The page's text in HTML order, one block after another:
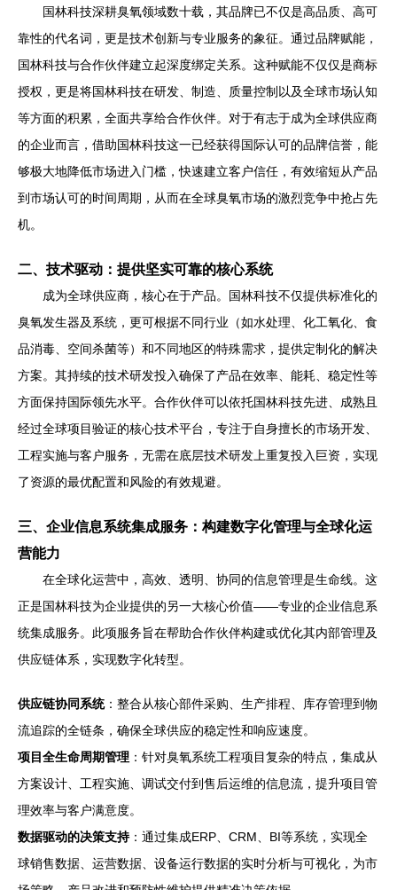
国林科技深耕臭氧领域数十载，其品牌已不仅是高品质、高可
靠性的代名词，更是技术创新与专业服务的象征。通过品牌赋能，
国林科技与合作伙伴建立起深度绑定关系。这种赋能不仅仅是商标
授权，更是将国林科技在研发、制造、质量控制以及全球市场认知
等方面的积累，全面共享给合作伙伴。对于有志于成为全球供应商
的企业而言，借助国林科技这一已经获得国际认可的品牌信誉，能
够极大地降低市场进入门槛，快速建立客户信任，有效缩短从产品
到市场认可的时间周期，从而在全球臭氧市场的激烈竞争中抢占先
机。
二、技术驱动：提供坚实可靠的核心系统
成为全球供应商，核心在于产品。国林科技不仅提供标准化的
臭氧发生器及系统，更可根据不同行业（如水处理、化工氧化、食
品消毒、空间杀菌等）和不同地区的特殊需求，提供定制化的解决
方案。其持续的技术研发投入确保了产品在效率、能耗、稳定性等
方面保持国际领先水平。合作伙伴可以依托国林科技先进、成熟且
经过全球项目验证的核心技术平台，专注于自身擅长的市场开发、
工程实施与客户服务，无需在底层技术研发上重复投入巨资，实现
了资源的最优配置和风险的有效规避。
三、企业信息系统集成服务：构建数字化管理与全球化运
营能力
在全球化运营中，高效、透明、协同的信息管理是生命线。这
正是国林科技为企业提供的另一大核心价值——专业的企业信息系
统集成服务。此项服务旨在帮助合作伙伴构建或优化其内部管理及
供应链体系，实现数字化转型。
供应链协同系统：整合从核心部件采购、生产排程、库存管理到物
流追踪的全链条，确保全球供应的稳定性和响应速度。
项目全生命周期管理 ：针对臭氧系统工程项目复杂的特点，集成从
方案设计、工程实施、调试交付到售后运维的信息流，提升项目管
理效率与客户满意度。
数据驱动的决策支持：通过集成ERP、CRM、BI等系统，实现全
球销售数据、运营数据、设备运行数据的实时分析与可视化，为市